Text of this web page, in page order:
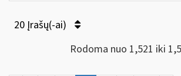
20 Įrašų(-ai)
Rodoma nuo 1,521 iki